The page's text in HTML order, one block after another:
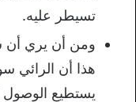
تسيطر عليه.
ومن أن يري أن
هذا أن الرائي
يستطيع الوصول